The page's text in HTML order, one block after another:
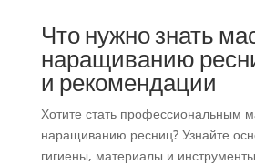
Что нужно знать
наращиванию
и рекомендации
Хотите стать профессиональным
наращиванию ресниц? Узнайте
гигиены, материалы и